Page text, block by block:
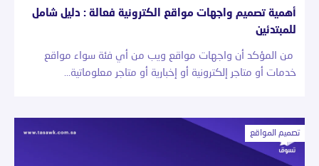
أهمية تصميم واجهات مواقع الكترونية فعالة : دليل شامل
للمبتدئين
من المؤكد أن واجهات مواقع ويب من أي فئة سواء مواقع
خدمات أو متاجر إلكترونية أو إخبارية أو متاجر معلوماتية…
تصميم المواقع